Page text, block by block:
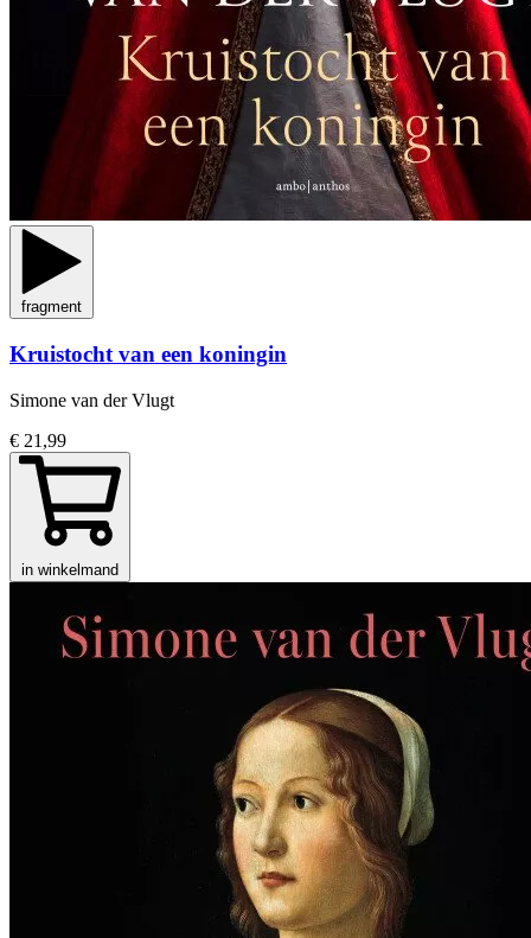
fragment
Kruistocht van een koningin
Simone van der Vlugt
€ 21,99
in winkelmand